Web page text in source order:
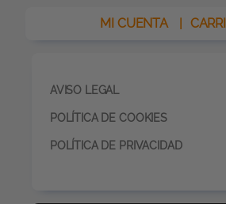
MI CUENTA
AVISO LEGAL
POLÍTICA DE COOKIES
POLÍTICA DE PRIVACIDAD